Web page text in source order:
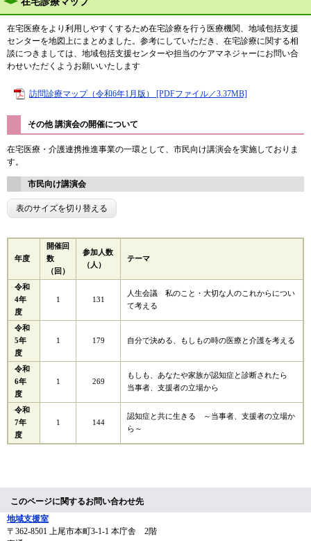
在宅医療をより利用しやすくするため在宅診療を行う医療機関、地域包括支援
センターを地図上にまとめました。参考にしていただき、在宅診療に関する相
談につきましては、地域包括支援センターや担当のケアマネジャーにお問い合
わせいただくようお願いいたします
訪問診療マップ（令和6年1月版） [PDFファイル／3.37MB]
その他 講演会の開催について
在宅医療・介護連携推進事業の一環として、市民向け講演会を実施しておりま
す。
市民向け講演会
表のサイズを切り替える
年度
開催回
数
（回）
参加人数
（人）
テーマ
令和
4年
度
1 131
人生会議 私のこと・大切な人のこれからについ
て考える
令和
5年
度
1 179 自分で決める、もしもの時の医療と介護を考える
令和
6年
度
1 269
もしも、あなたや家族が認知症と診断されたら
当事者、支援者の立場から
令和
7年
度
1 144
認知症と共に生きる ～当事者、支援者の立場か
ら～
このページに関するお問い合わせ先
地域支援室
〒362-8501 上尾市本町3-1-1 本庁舎 2階